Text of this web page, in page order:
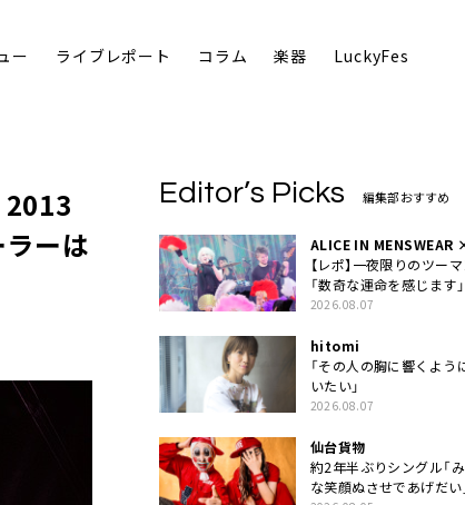
ー ライブレポート コラム 楽器 LuckyFes
2013
ラーは
Editor’s Picks 編集部おすすめ
ALICE IN MENSWEAR
MASCHERA
【レポ】一夜限りのツー
「数奇な運命を感じます」
2026.08.07
hitomi
「その人の胸に響くよう
いたい」
2026.08.07
仙台貨物
約2年半ぶりシングル「
な笑顔ぬさせであげだい